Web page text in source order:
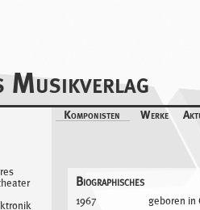
Musikverlag
NavigationKomponisten
Eloain Lovis Hübner
Leopold Hurt
Werke
Biographisches
1967
geboren in